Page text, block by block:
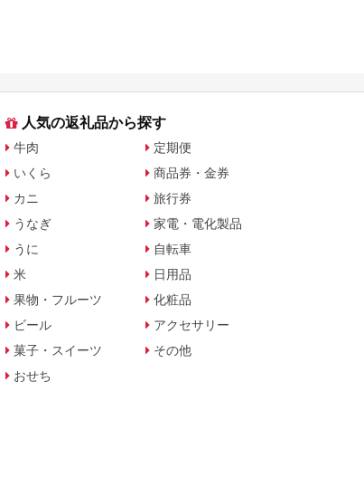
人気の返礼品から探す
牛肉
いくら
カニ
うなぎ
うに
米
果物・フルーツ
ビール
菓子・スイーツ
おせち
定期便
商品券・金券
旅行券
家電・電化製品
自転車
日用品
化粧品
アクセサリー
その他